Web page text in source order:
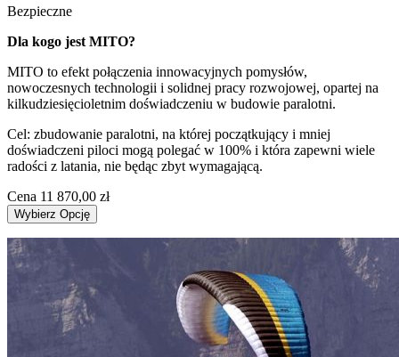
Bezpieczne
Dla kogo jest MITO?
MITO to efekt połączenia innowacyjnych pomysłów,
nowoczesnych technologii i solidnej pracy rozwojowej, opartej na
kilkudziesięcioletnim doświadczeniu w budowie paralotni.
Cel: zbudowanie paralotni, na której początkujący i mniej
doświadczeni piloci mogą polegać w 100% i która zapewni wiele
radości z latania, nie będąc zbyt wymagającą.
Cena 11 870,00 zł
Wybierz Opcję